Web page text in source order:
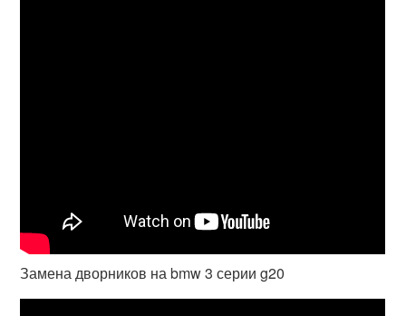
Замена дворников на bmw 3 серии g20